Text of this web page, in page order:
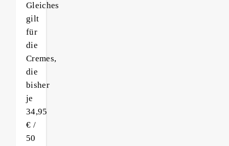
Gleiches
gilt
für
die
Cremes,
die
bisher
je
34,95
€ /
50